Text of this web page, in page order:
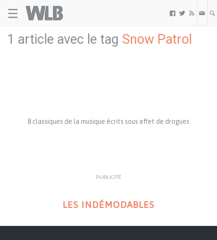
☰   
1 article avec le tag Snow Patrol
8 classiques de la musique écrits sous effet de drogues
PUBLICITÉ
LES INDÉMODABLES